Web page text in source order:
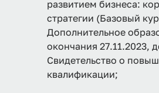
развитием бизнеса:
стратегии (Базовый
Дополнительное
окончания 27.11.2023,
Свидетельство о
квалификации;